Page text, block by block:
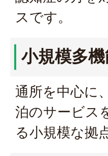
スです。
小規模多
通所を中心に
泊のサービス
る小規模な拠